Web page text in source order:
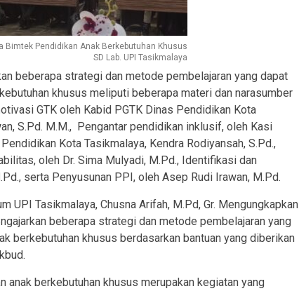
Bimtek Pendidikan Anak Berkebutuhan Khusus
SD Lab. UPI Tasikmalaya
beberapa strategi dan metode pembelajaran yang dapat
khusus meliputi beberapa materi dan narasumber
GTK oleh Kabid PGTK Dinas Pendidikan Kota
S.Pd. M.M., Pengantar pendidikan inklusif, oleh Kasi
Kota Tasikmalaya, Kendra Rodiyansah, S.Pd.,
oleh Dr. Sima Mulyadi, M.Pd., Identifikasi dan
serta Penyusunan PPI, oleh Asep Rudi Irawan, M.Pd.
UPI Tasikmalaya, Chusna Arifah, M.Pd, Gr. Mengungkapkan
beberapa strategi dan metode pembelajaran yang
berkebutuhan khusus berdasarkan bantuan yang diberikan
anak berkebutuhan khusus merupakan kegiatan yang